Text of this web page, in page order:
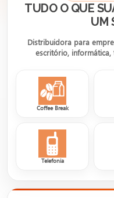
TUDO O QUE
UM
Distribuidora para
escritório, informática,
Coffee Break
Telefonia